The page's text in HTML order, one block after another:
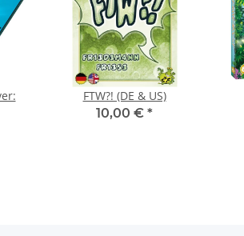
FTW?! (DE & US)
10,00 € *